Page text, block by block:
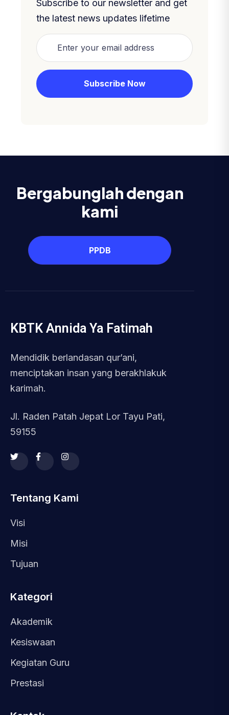
Subscribe to our newsletter and get
the latest news updates lifetime
Bergabunglah dengan
kami
PPDB
KBTK Annida Ya Fatimah
Mendidik berlandasan qur’ani,
menciptakan insan yang berakhlakuk
karimah.
Jl. Raden Patah Jepat Lor Tayu Pati,
59155
Tentang Kami
Visi
Misi
Tujuan
Kategori
Akademik
Kesiswaan
Kegiatan Guru
Prestasi